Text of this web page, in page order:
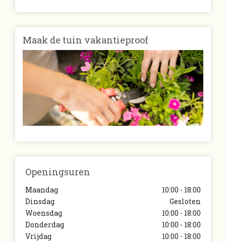
Maak de tuin vakantieproof
Openingsuren
Maandag
10:00 - 18:00
Dinsdag
Gesloten
Woensdag
10:00 - 18:00
Donderdag
10:00 - 18:00
Vrijdag
10:00 - 18:00